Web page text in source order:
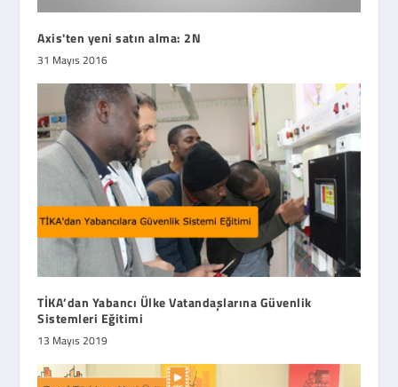
Axis'ten yeni satın alma: 2N
31 Mayıs 2016
TİKA’dan Yabancı Ülke Vatandaşlarına Güvenlik
Sistemleri Eğitimi
13 Mayıs 2019